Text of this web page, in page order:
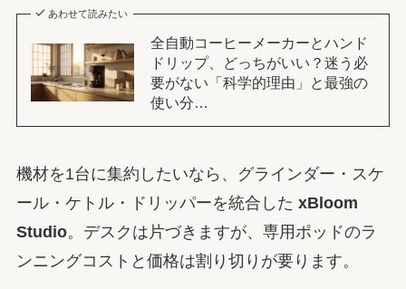
あわせて読みたい
全自動コーヒーメーカーとハンド
ドリップ、どっちがいい？迷う必
要がない「科学的理由」と最強の
使い分…
機材を1台に集約したいなら、グラインダー・スケ
ール・ケトル・ドリッパーを統合した xBloom
Studio。デスクは片づきますが、専用ポッドのラ
ンニングコストと価格は割り切りが要ります。